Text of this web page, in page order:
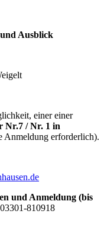
Ausblick
einer einer
Nr.7 / Nr. 1 in
Anmeldung erforderlich).
und Anmeldung (bis
810918